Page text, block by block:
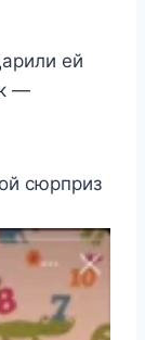
ей
—
сюрприз